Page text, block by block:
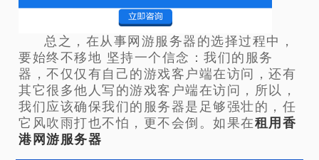
总之，在从事网游服务器的选择过程中，
要始终不移地 坚持一个信念：我们的服务
器，不仅仅有自己的游戏客户端在访问，还有
其它很多他人写的游戏客户端在访问，所以，
我们应该确保我们的服务器是足够强壮的，任
它风吹雨打也不怕，更不会倒。如果在租用香
港网游服务器